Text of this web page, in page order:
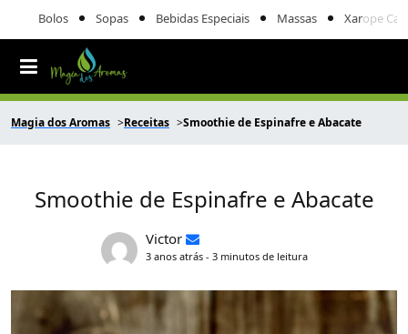
Bolos Sopas Bebidas Especiais Massas Xarope
Magia dos Aromas Receitas Smoothie de Espinafre e Abacate
Smoothie de Espinafre e Abacate
Victor
3 anos atrás - 3 minutos de leitura